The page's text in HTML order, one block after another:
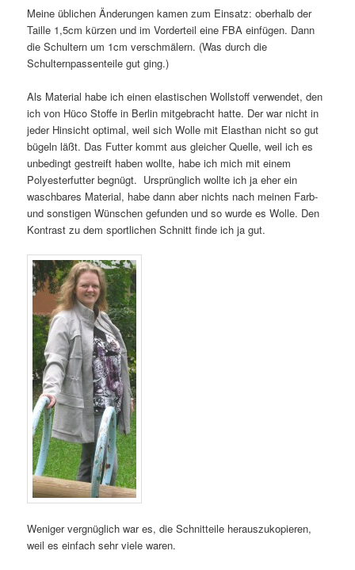
Meine üblichen Änderungen kamen zum Einsatz: oberhalb der
Taille 1,5cm kürzen und im Vorderteil eine FBA einfügen. Dann
die Schultern um 1cm verschmälern. (Was durch die
Schulternpassenteile gut ging.)
Als Material habe ich einen elastischen Wollstoff verwendet, den
ich von Hüco Stoffe in Berlin mitgebracht hatte. Der war nicht in
jeder Hinsicht optimal, weil sich Wolle mit Elasthan nicht so gut
bügeln läßt. Das Futter kommt aus gleicher Quelle, weil ich es
unbedingt gestreift haben wollte, habe ich mich mit einem
Polyesterfutter begnügt. Ursprünglich wollte ich ja eher ein
waschbares Material, habe dann aber nichts nach meinen Farb-
und sonstigen Wünschen gefunden und so wurde es Wolle. Den
Kontrast zu dem sportlichen Schnitt finde ich ja gut.
Weniger vergnüglich war es, die Schnitteile herauszukopieren,
weil es einfach sehr viele waren.